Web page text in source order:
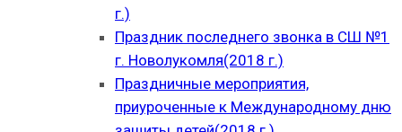
г.)
Праздник последнего звонка в СШ №1
г. Новолукомля(2018 г.)
Праздничные мероприятия,
приуроченные к Международному дню